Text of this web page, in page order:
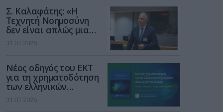
Σ. Καλαφάτης: «Η
Τεχνητή Νοημοσύνη
δεν είναι απλώς μια
νέα τεχνολογία, είναι
μια νέα βιομηχανική
31.07.2026
Νέος οδηγός του ΕΚΤ
για τη χρηματοδότηση
των ελληνικών
επιχειρήσεων στον
χώρο της άμυνας
31.07.2026